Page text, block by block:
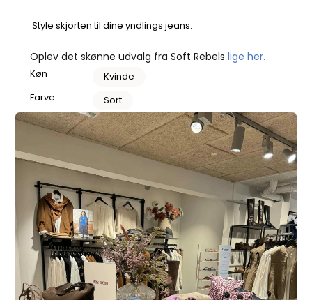
Style skjorten til dine yndlings jeans.
Oplev det skønne udvalg fra Soft Rebels lige her.
Køn
Kvinde
Farve
Sort